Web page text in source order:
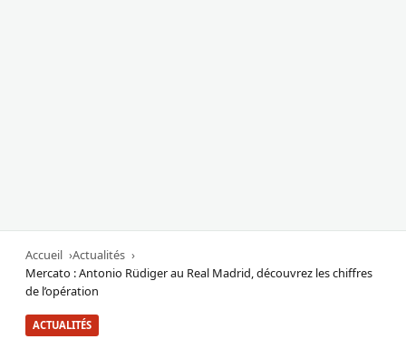
Accueil
Actualités
Mercato : Antonio Rüdiger au Real Madrid, découvrez les chiffres
de l’opération
ACTUALITÉS